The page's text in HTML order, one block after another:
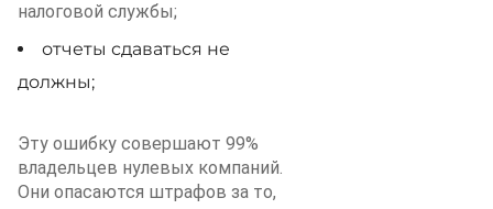
налоговой службы;
отчеты сдаваться не
должны;
Эту ошибку совершают 99%
владельцев нулевых компаний.
Они опасаются штрафов за то,